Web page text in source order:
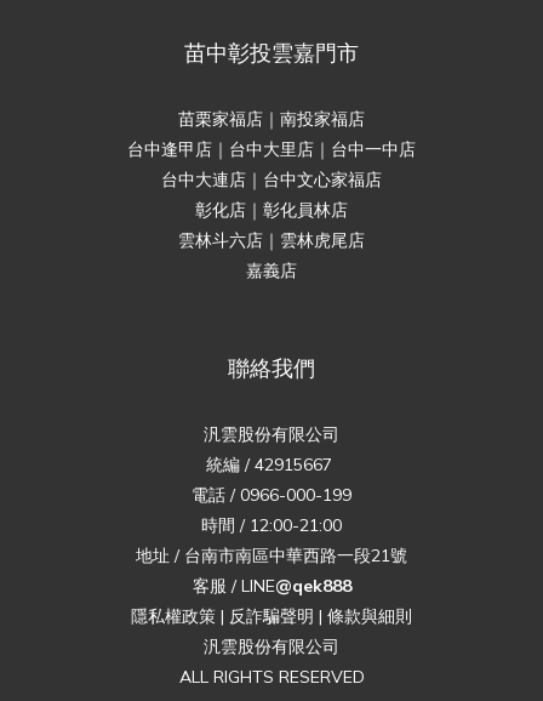
苗中彰投雲嘉門市
苗栗家福店｜南投家福店
台中逢甲店｜台中大里店｜台中一中店
台中大連店｜台中文心家福店
彰化店｜彰化員林店
雲林斗六店｜雲林虎尾店
嘉義店
聯絡我們
汎雲股份有限公司
統編 / 42915667
電話 / 0966-000-199
時間 / 12:00-21:00
地址 / 台南市南區中華西路一段21號
客服 / LINE@qek888
隱私權政策 | 反詐騙聲明 | 條款與細則
汎雲股份有限公司
ALL RIGHTS RESERVED